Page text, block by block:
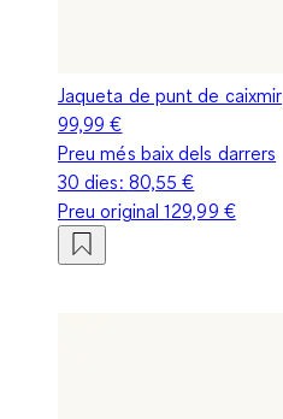
Jaqueta de punt de caixmir
99,99 €
Preu més baix dels darrers
30 dies: 80,55 €
Preu original129,99 €